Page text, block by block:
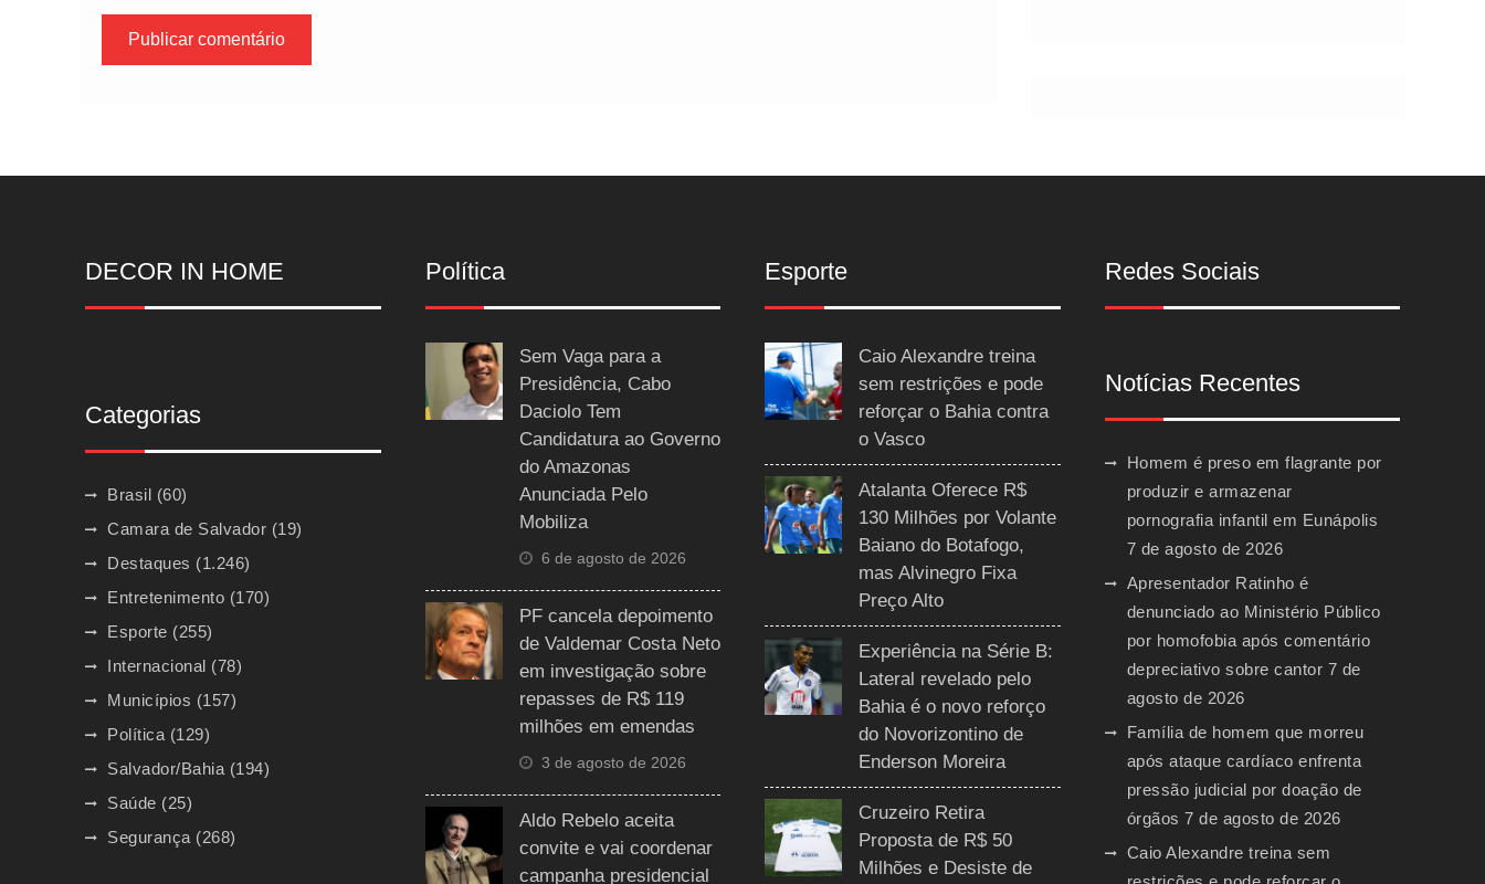
DECOR IN HOME
Categorias
Brasil (60)
Camara de Salvador (19)
Destaques (1.246)
Entretenimento (170)
Esporte (255)
Internacional (78)
Municípios (157)
Política (129)
Salvador/Bahia (194)
Saúde (25)
Segurança (268)
Política
Sem Vaga para a
Presidência, Cabo
Daciolo Tem
Candidatura ao Governo
do Amazonas
Anunciada Pelo
Mobiliza
6 de agosto de 2026
PF cancela depoimento
de Valdemar Costa Neto
em investigação sobre
repasses de R$ 119
milhões em emendas
3 de agosto de 2026
Aldo Rebelo aceita
convite e vai coordenar
campanha presidencial
Esporte
Caio Alexandre treina
sem restrições e pode
reforçar o Bahia contra
o Vasco
Atalanta Oferece R$
130 Milhões por Volante
Baiano do Botafogo,
mas Alvinegro Fixa
Preço Alto
Experiência na Série B:
Lateral revelado pelo
Bahia é o novo reforço
do Novorizontino de
Enderson Moreira
Cruzeiro Retira
Proposta de R$ 50
Milhões e Desiste de
Redes Sociais
Notícias Recentes
Homem é preso em flagrante por
produzir e armazenar
pornografia infantil em Eunápolis
7 de agosto de 2026
Apresentador Ratinho é
denunciado ao Ministério Público
por homofobia após comentário
depreciativo sobre cantor 7 de
agosto de 2026
Família de homem que morreu
após ataque cardíaco enfrenta
pressão judicial por doação de
órgãos 7 de agosto de 2026
Caio Alexandre treina sem